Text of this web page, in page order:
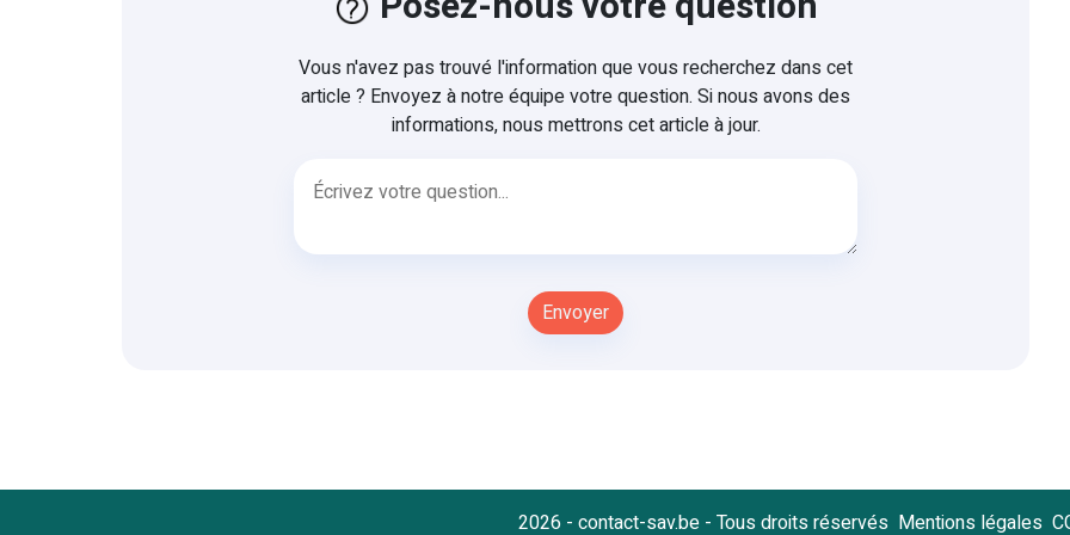
Vous n'avez pas trouvé l'information que vous recherchez dans cet
article ? Envoyez à notre équipe votre question. Si nous avons des
informations, nous mettrons cet article à jour.
2026 - contact-sav.be - Tous droits réservés Mentions légales